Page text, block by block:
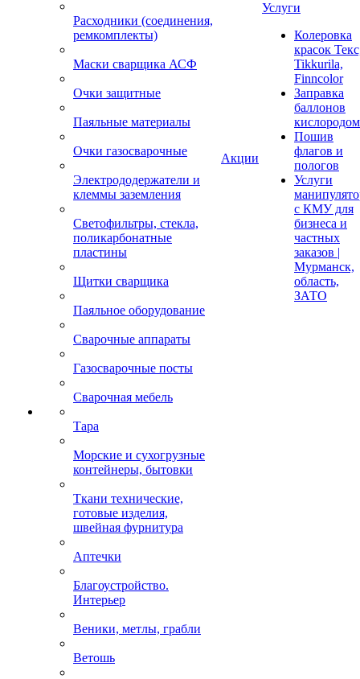
Расходники (соединения,
ремкомплекты)
Маски сварщика АСФ
Очки защитные
Паяльные материалы
Очки газосварочные
Электрододержатели и
клеммы заземления
Светофильтры, стекла,
поликарбонатные
пластины
Щитки сварщика
Паяльное оборудование
Сварочные аппараты
Газосварочные посты
Сварочная мебель
Тара
Морские и сухогрузные
контейнеры, бытовки
Ткани технические,
готовые изделия,
швейная фурнитура
Аптечки
Благоустройство.
Интерьер
Веники, метлы, грабли
Ветошь
Акции
Услуги
Колеровка
красок
Tikkurila,
Finncolor
Заправка
баллонов
кислородом
Пошив
флагов и
пологов
Услуги
с КМУ для
бизнеса и
частных
заказов |
Мурманск,
область,
ЗАТО